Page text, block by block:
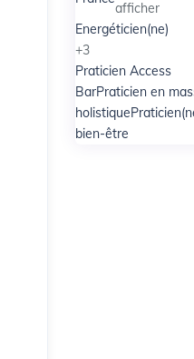
afficher
Energéticien(ne)
+3
Praticien Access
BarPraticien en
holistique
bien-être